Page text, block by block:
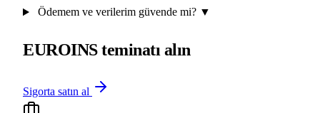
Ödemem ve verilerim güvende mi? ▼
EUROINS teminatı alın
Sigorta satın al